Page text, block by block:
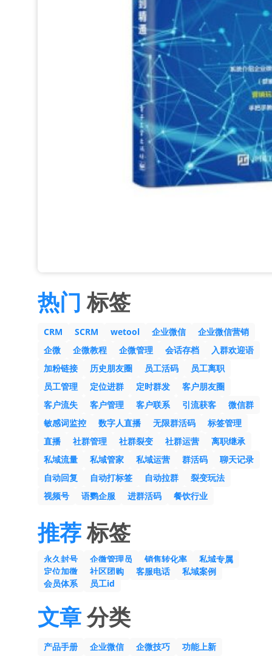
热门 标签
CRM SCRM wetool 企业微信
企业微信营销
企微
企微教程 企微管理 会话存档
入群欢迎语
加粉链接
历史朋友圈 员工活码
员工离职
员工管理
定位进群 定时群发
客户朋友圈
客户流失
客户管理 客户联系 引流获客
微信群
敏感词监控
数字人直播 无限群活码
标签管理
直播
社群管理 社群裂变 社群运营
离职继承
私域流量
私域管家 私域运营 群活码
聊天记录
自动回复
自动打标签 自动拉群
裂变玩法
视频号
语鹦企服 进群活码 餐饮行业
推荐标签
永久封号 企微管理员 销售转化率
私域专属
定位加微
社区团购 客服电话
私域案例
会员体系
员工id
文章分类
产品手册 企业微信 企微技巧
功能上新